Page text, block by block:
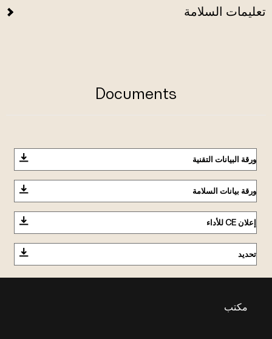
تعليمات السلامة
Documents
ورقة البيانات التقنية
ورقة بيانات السلامة
إعلان CE للأداء
تحديد
مكتب